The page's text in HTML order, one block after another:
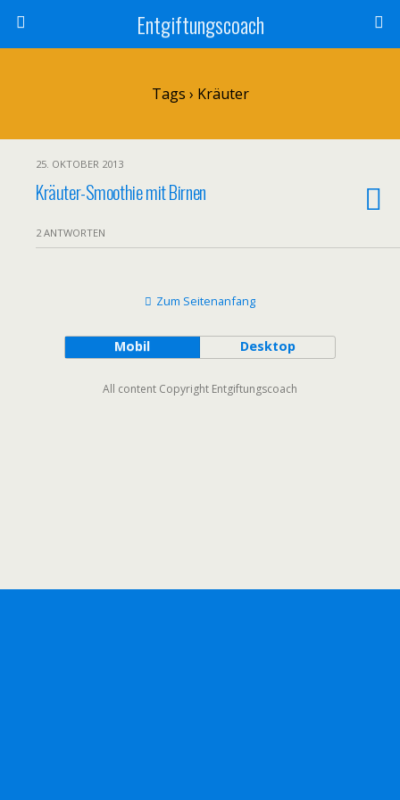
Entgiftungscoach
Tags › Kräuter
25. OKTOBER 2013
Kräuter-Smoothie mit Birnen
2 ANTWORTEN
Zum Seitenanfang
Mobil Desktop
All content Copyright Entgiftungscoach